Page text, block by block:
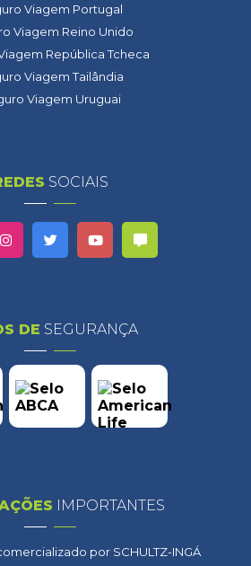
Viagem Portugal
Viagem Reino Unido
República Tcheca
Viagem Tailândia
Viagem Uruguai
SOCIAIS
DE SEGURANÇA
IMPORTANTES
por SCHULTZ-INGÁ